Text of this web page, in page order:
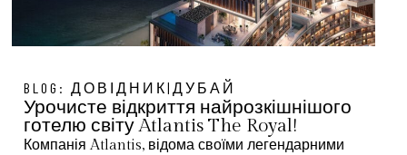
BLOG: ДОВІДНИК|ДУБАЙ
Урочисте відкриття найрозкішнішого
готелю світу Atlantis The Royal!
Компанія Atlantis, відома своїми легендарними